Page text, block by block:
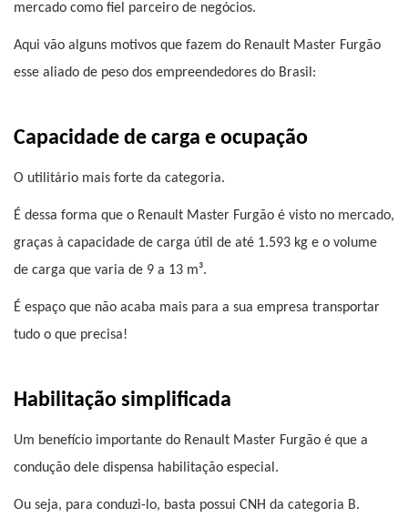
mercado como fiel parceiro de negócios.
Aqui vão alguns motivos que fazem do Renault Master Furgão
esse aliado de peso dos empreendedores do Brasil:
Capacidade de carga e ocupação
O utilitário mais forte da categoria.
É dessa forma que o Renault Master Furgão é visto no mercado,
graças à capacidade de carga útil de até 1.593 kg e o volume
de carga que varia de 9 a 13 m³.
É espaço que não acaba mais para a sua empresa transportar
tudo o que precisa!
Habilitação simplificada
Um benefício importante do Renault Master Furgão é que a
condução dele dispensa habilitação especial.
Ou seja, para conduzi-lo, basta possui CNH da categoria B.